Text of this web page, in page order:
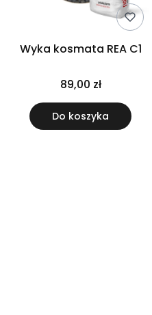
Wyka kosmata REA C1
89,00 zł
Do koszyka